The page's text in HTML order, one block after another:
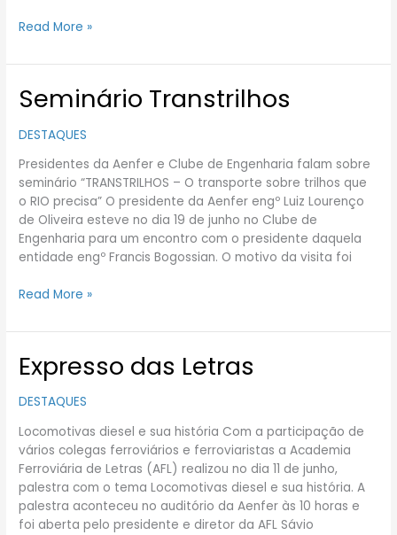
Read More »
Seminário Transtrilhos
DESTAQUES
Presidentes da Aenfer e Clube de Engenharia falam sobre
seminário “TRANSTRILHOS – O transporte sobre trilhos que
o RIO precisa” O presidente da Aenfer engº Luiz Lourenço
de Oliveira esteve no dia 19 de junho no Clube de
Engenharia para um encontro com o presidente daquela
entidade engº Francis Bogossian. O motivo da visita foi
Seminário
Transtrilhos
Read More »
Expresso das Letras
DESTAQUES
Locomotivas diesel e sua história Com a participação de
vários colegas ferroviários e ferroviaristas a Academia
Ferroviária de Letras (AFL) realizou no dia 11 de junho,
palestra com o tema Locomotivas diesel e sua história. A
palestra aconteceu no auditório da Aenfer às 10 horas e
foi aberta pelo presidente e diretor da AFL Sávio
Expresso
das
Letras